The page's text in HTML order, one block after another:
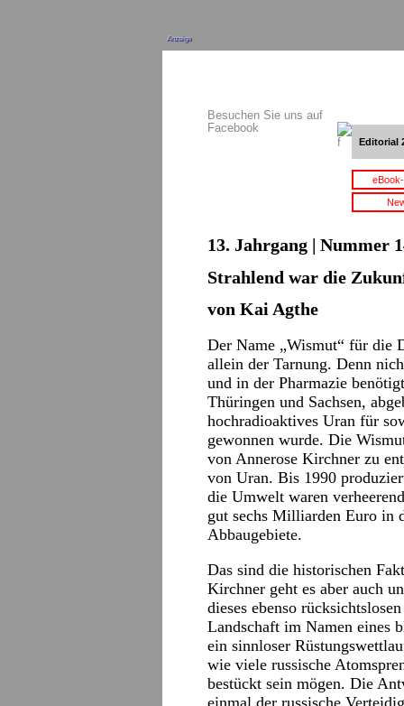
Anzeige
Besuchen Sie uns auf
Facebook
Editorial
13. Jahrgang | Nummer
Strahlend war die
von Kai Agthe
Der Name „Wismut“ für die
allein der Tarnung. Denn
und in der Pharmazie
Thüringen und Sachsen,
hochradioaktives Uran für
gewonnen wurde. Die
von Annerose Kirchner zu
von Uran. Bis 1990
die Umwelt waren
gut sechs Milliarden Euro in
Abbaugebiete.
Das sind die historischen
Kirchner geht es aber auch
dieses ebenso
Landschaft im Namen eines
ein sinnloser
wie viele russische
bestückt sein mögen. Die
einmal der russische